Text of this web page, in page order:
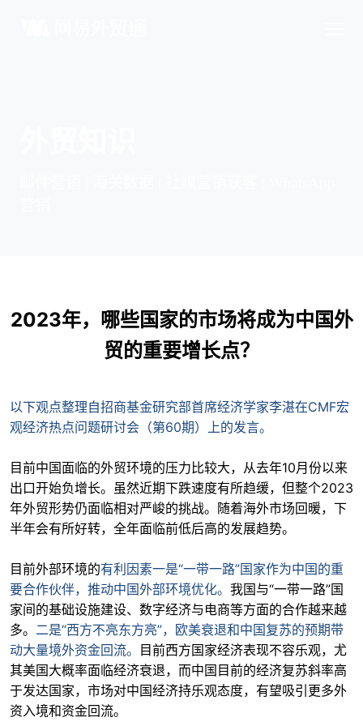
2023年，哪些国家的市场将成为中国外
贸的重要增长点？
以下观点整理自招商基金研究部首席经济学家李湛在CMF宏
观经济热点问题研讨会（第60期）上的发言。
目前中国面临的外贸环境的压力比较大，从去年10月份以来
出口开始负增长。虽然近期下跌速度有所趋缓，但整个2023
年外贸形势仍面临相对严峻的挑战。随着海外市场回暖，下
半年会有所好转，全年面临前低后高的发展趋势。
目前外部环境的有利因素一是“一带一路”国家作为中国的重
要合作伙伴，推动中国外部环境优化。 我国与“一带一路”国
家间的基础设施建设、数字经济与电商等方面的合作越来越
多。 二是“西方不亮东方亮”，欧美衰退和中国复苏的预期带
动大量境外资金回流。 目前西方国家经济表现不容乐观，尤
其美国大概率面临经济衰退，而中国目前的经济复苏斜率高
于发达国家，市场对中国经济持乐观态度，有望吸引更多外
资入境和资金回流。